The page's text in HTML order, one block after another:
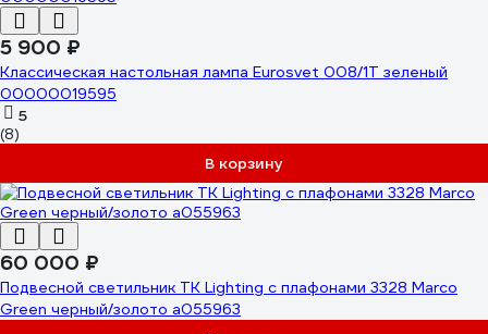
5 900 ₽
Классическая настольная лампа Eurosvet 008/1T зеленый
00000019595
5
(8)
В корзину
60 000 ₽
Подвесной светильник TK Lighting с плафонами 3328 Marco
Green черный/золото a055963